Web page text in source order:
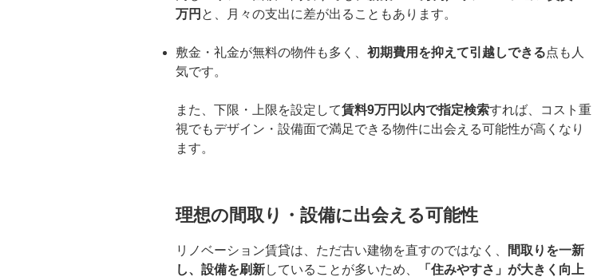
万円 と、月々の支出に差が出ることもあります。
敷金・礼金が無料の物件も多く、 初期費用を抑えて引越しできる点も人
気です。
また、下限・上限を設定して賃料9万円以内で指定検索すれば、コスト重
視でもデザイン・設備面で満足できる物件に出会える可能性が高くなり
ます。
理想の間取り・設備に出会える可能性
リノベーション賃貸は、ただ古い建物を直すのではなく、
間取りを一新
し、設備を刷新していることが多いため、
「住みやすさ」が大きく向上